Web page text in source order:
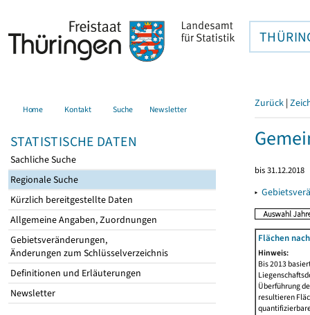
Home Kontakt Suche Newsletter
STATISTISCHE DATEN
Sachliche Suche
Regionale Suche
Kürzlich bereitgestellte Daten
Allgemeine Angaben, Zuordnungen
Gebietsveränderungen,
Änderungen zum Schlüsselverzeichnis
Definitionen und Erläuterungen
Newsletter
Zurück |
bis 31.12.2018
▸
Flächen
Hinweis:
Bis 2013
Überführung
resultieren